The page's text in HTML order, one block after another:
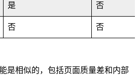
是 否
否 否
是相似的，包括页面质量差和内部